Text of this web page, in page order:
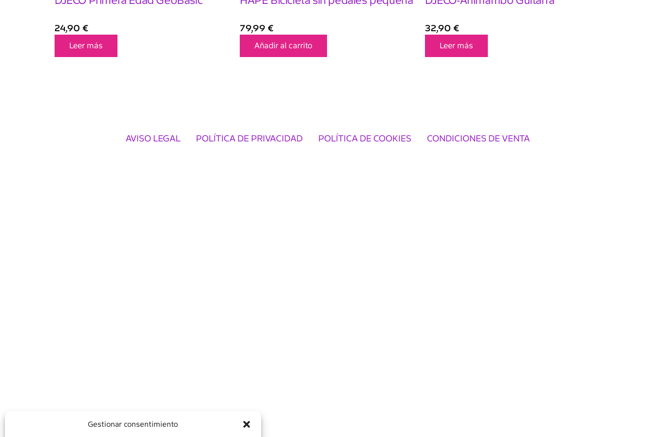
Gestionar consentimiento
24,90 €
Leer más
79,99 €
Añadir al carrito
32,90 €
Leer más
AVISO LEGAL POLÍTICA DE PRIVACIDAD POLÍTICA DE COOKIES CONDICIONES DE VENTA